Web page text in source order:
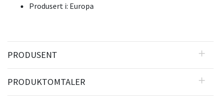
Produsert i: Europa
PRODUSENT
PRODUKTOMTALER